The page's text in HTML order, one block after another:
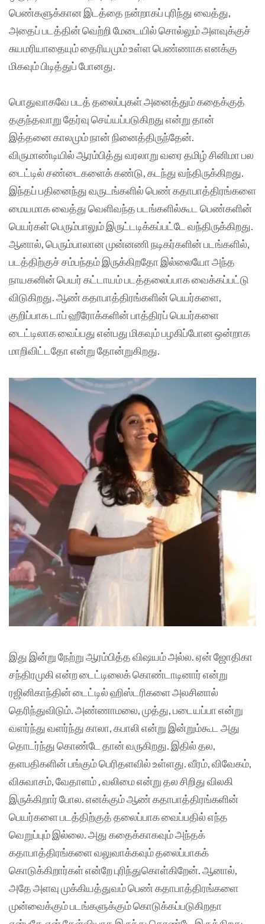
பெண்களுக்கான இடத்தை நன்றாகப் புரிந்து வைத்து,
அதைப் படத்தின் வெற்றி மேடையில் சொல்லும் அளவுக்குச்
சுயமரியாதையும் தைரியமும் உள்ள பெண்ணாக எனக்கு
மிகவும் பிடித்துப் போனது.
பொதுவாகவே படத் தலைப்புகள் அனைத்தும் கதைக்குத்
தகுந்தவாறு தேர்வு செய்யப்படுகிறது என்று தான்
இத்தனை காலமும் நான் நினைத்திருந்தேன்.
விருமாண்டியில் ஆரம்பித்து வரலாறு வரை தமிழ் சினிமா பல
டைட்டில் சண்டைகளைக் கண்டு, கடந்து வந்திருக்கிறது.
இந்தப் பதினைந்து வருடங்களில் பெண் கதாபாத்திரங்களை
மையமாக வைத்து வெளிவந்த படங்களில்கூட பெண்களின்
பெயர்கள் பெரும்பாலும் இருட்டடிக்கப்பட்டே வந்திருக்கிறது.
ஆனால், பெரும்பாலான முன்னணி நடிகர்களின் படங்களில்,
படத்திற்குச் சம்பந்தம் இருக்கிறதோ இல்லையோ அந்த
நாயகனின் பெயர் கட்டாயம் படத்தலைப்பாக வைக்கப்பட்டு
விடுகிறது. ஆண் கதாபாத்திரங்களின் பெயர்களை,
குறிப்பாக டாப் ஹீரோக்களின் பாத்திரப் பெயர்களை
டைட்டிலாக வைப்பது என்பது மிகவும் பழகிப்போன ஒன்றாக
மாறிவிட்டதோ என்று தோன்றுகிறது.
இது இன்று நேற்று ஆரம்பித்த விஷயம் அல்ல. ஏன் ஜோதிகா
சந்திரமுகி என்ற டைட்டிலைக் கொண்டாடினார் என்று
ரஜினிகாந்தின் டைட்டில் ஹிஸ்டரிகளை அலசினால்
தெரிந்துவிடும். அண்ணாமலை, முத்து, படையப்பா என்று
வளர்ந்து வளர்ந்து காலா, கபாலி என்று இன்றும்கூட அது
தொடர்ந்து கொண்டே தான் வருகிறது. இதில் தல,
தளபதிகளின் பங்கும் பெரிதளவில் உள்ளது. வீரம், விவேகம்,
விசுவாசம், வேதாளம் , வலிமை என்று தல சிறிது விலகி
இருக்கிறார் போல. எனக்கும் ஆண் கதாபாத்திரங்களின்
பெயர்களை படத்திற்குத் தலைப்பாக வைப்பதில் எந்த
வெறுப்பும் இல்லை. அது கதைக்காகவும் அந்தக்
கதாபாத்திரங்களை வலுவாக்கவும் தலைப்பாகக்
கொடுக்கிறார்கள் என்றே புரிந்துகொள்கிறேன். ஆனால்,
அதே அளவு முக்கியத்துவம் பெண் கதாபாத்திரங்களை
முன்வைக்கும் படங்களுக்கும் கொடுக்கப்படுகிறதா